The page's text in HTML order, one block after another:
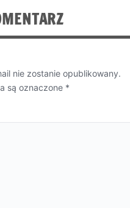
nie zostanie opublikowany.
są oznaczone *